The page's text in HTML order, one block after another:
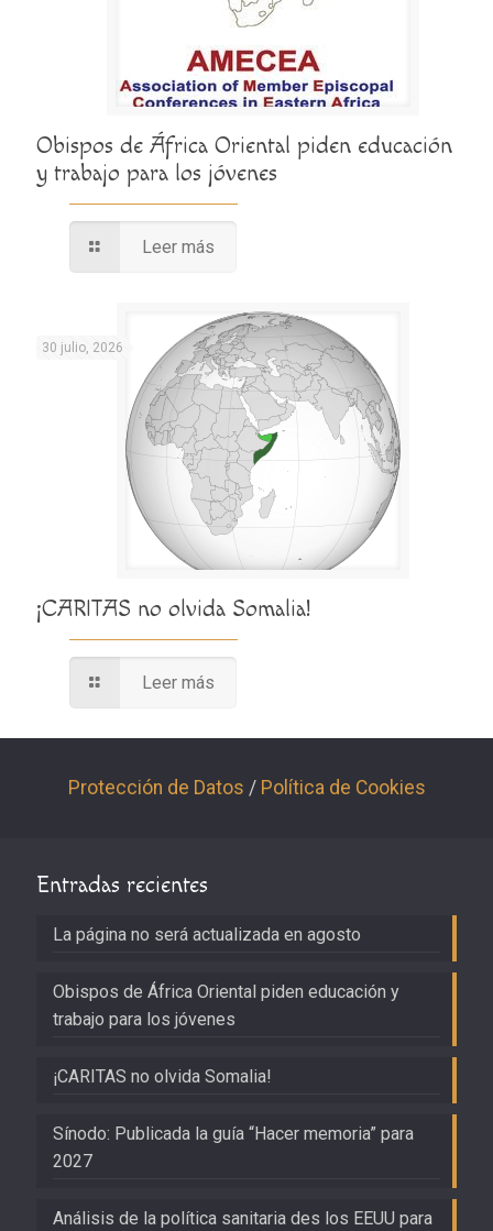
Obispos de África Oriental piden educación
y trabajo para los jóvenes
Leer más
30 julio, 2026
¡CARITAS no olvida Somalia!
Leer más
Protección de Datos / Política de Cookies
Entradas recientes
La página no será actualizada en agosto
Obispos de África Oriental piden educación y
trabajo para los jóvenes
¡CARITAS no olvida Somalia!
Sínodo: Publicada la guía “Hacer memoria” para
2027
Análisis de la política sanitaria des los EEUU para